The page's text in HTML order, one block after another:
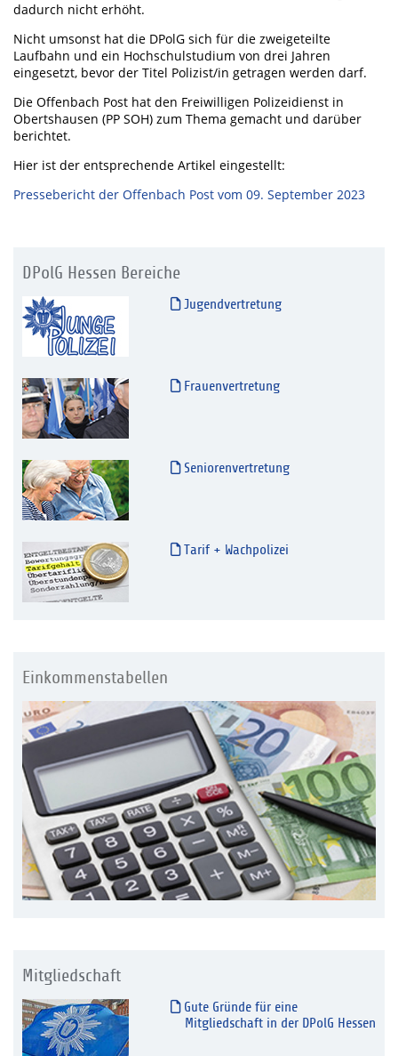
dadurch nicht erhöht.
Nicht umsonst hat die DPolG sich für die zweigeteilte
Laufbahn und ein Hochschulstudium von drei Jahren
eingesetzt, bevor der Titel Polizist/in getragen werden darf.
Die Offenbach Post hat den Freiwilligen Polizeidienst in
Obertshausen (PP SOH) zum Thema gemacht und darüber
berichtet.
Hier ist der entsprechende Artikel eingestellt:
Pressebericht der Offenbach Post vom 09. September 2023
DPolG Hessen Bereiche
Jugendvertretung
Frauenvertretung
Seniorenvertretung
Tarif + Wachpolizei
Einkommenstabellen
Mitgliedschaft
Gute Gründe für eine
Mitgliedschaft in der DPolG Hessen